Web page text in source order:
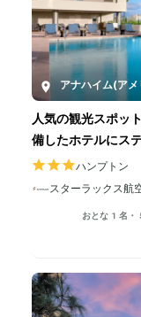
アナハイム(アメ
人気の観光スポッ
備したホテルにス
ハンプト
コンベンシ
スターラックス航
おとな1名・